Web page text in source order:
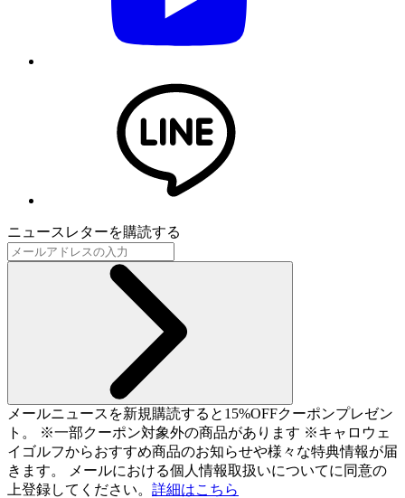
ニュースレターを購読する
メールニュースを新規購読すると15%OFFクーポンプレゼン
ト。 ※一部クーポン対象外の商品があります ※キャロウェ
イゴルフからおすすめ商品のお知らせや様々な特典情報が届
きます。 メールにおける個人情報取扱いについてに同意の
上登録してください。 詳細はこちら